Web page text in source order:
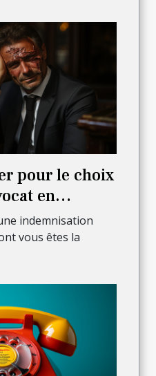
pour le choix
en
?
indemnisation
vous êtes la